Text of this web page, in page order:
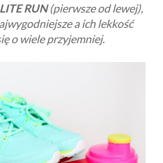
RUN(pierwsze od lewej),
a ich lekkość
o wiele przyjemniej.